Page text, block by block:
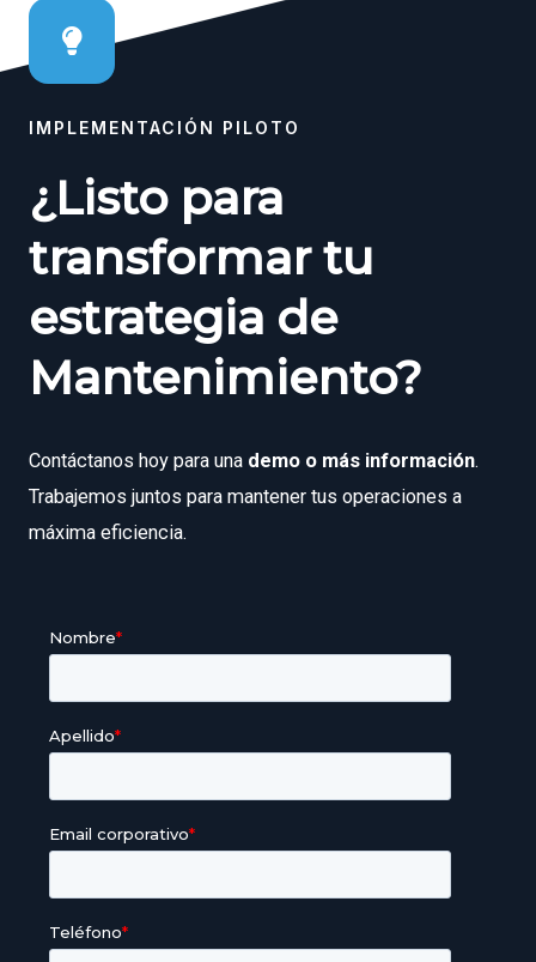
IMPLEMENTACIÓN PILOTO
¿Listo para
transformar tu
estrategia de
Mantenimiento?
Contáctanos hoy para una demo o más información.
Trabajemos juntos para mantener tus operaciones a
máxima eficiencia.